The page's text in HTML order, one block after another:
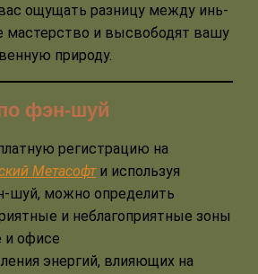
ощущать разницу между инь-
мастерство и высвободят вашу
природу.
фэн-шуй
регистрацию на
Метасофти используя
шуй, можно определить
и неблагоприятные зоны
и офисе
энергий, влияющих на